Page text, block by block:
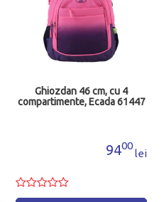
Ghiozdan 46 cm, cu 4
compartimente, Ecada 61447
9400
lei